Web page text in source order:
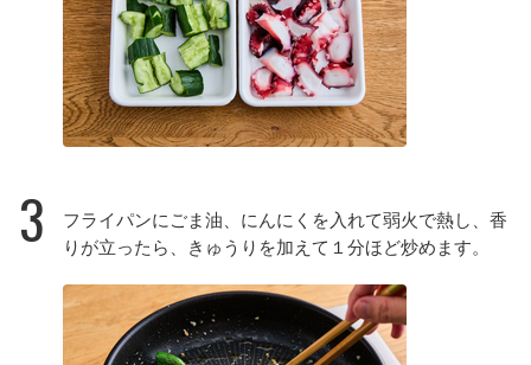
3
フライパンにごま油、にんにくを入れて弱火で熱し、香
りが立ったら、きゅうりを加えて１分ほど炒めます。